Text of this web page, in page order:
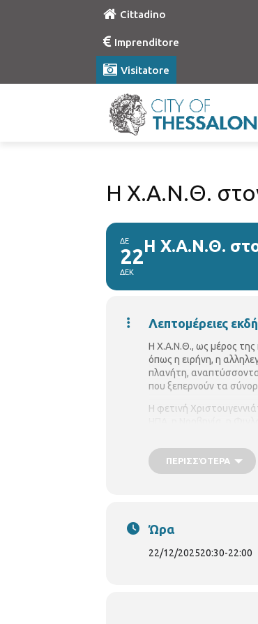
Cittadino
Imprenditore
Visitatore
Η Χ.Α.Ν.Θ.
ΔΕ
22
ΔΕΚ
Η Χ.Α.Ν.Θ.
Λεπτομέρειες
Η Χ.Α.Ν.Θ., ως μέρος της
όπως η ειρήνη, η
πλανήτη,
που ξεπερνούν τα
Η φετινή
Χριστουγεννιάτικες
ΠΕΡΙΣΣΌΤΕΡΑ
Ώρα
22/12/202520:30-22:00